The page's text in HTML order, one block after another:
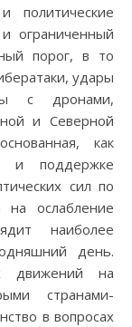
политические
ограниченный
порог, в то
удары
с дронами,
и Северной
как
и поддержке
сил по
ослабление
наиболее
день.
движений на
странами-
в вопросах